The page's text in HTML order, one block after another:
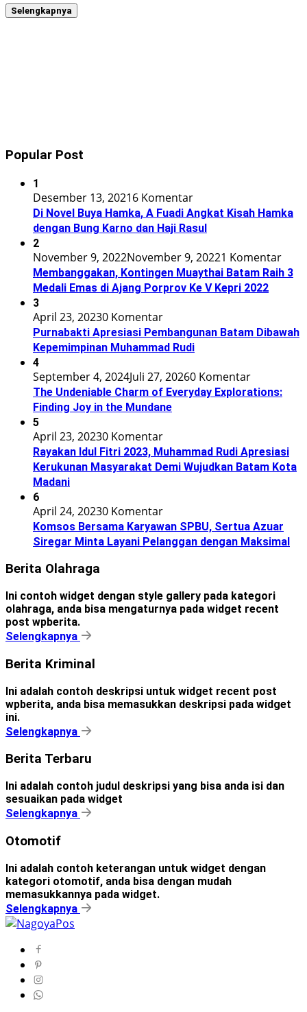
Selengkapnya
Popular Post
1
Desember 13, 20216 Komentar
Di Novel Buya Hamka, A Fuadi Angkat Kisah Hamka
dengan Bung Karno dan Haji Rasul
2
November 9, 2022November 9, 20221 Komentar
Membanggakan, Kontingen Muaythai Batam Raih 3
Medali Emas di Ajang Porprov Ke V Kepri 2022
3
April 23, 20230 Komentar
Purnabakti Apresiasi Pembangunan Batam Dibawah
Kepemimpinan Muhammad Rudi
4
September 4, 2024Juli 27, 20260 Komentar
The Undeniable Charm of Everyday Explorations:
Finding Joy in the Mundane
5
April 23, 20230 Komentar
Rayakan Idul Fitri 2023, Muhammad Rudi Apresiasi
Kerukunan Masyarakat Demi Wujudkan Batam Kota
Madani
6
April 24, 20230 Komentar
Komsos Bersama Karyawan SPBU, Sertua Azuar
Siregar Minta Layani Pelanggan dengan Maksimal
Berita Olahraga
Ini contoh widget dengan style gallery pada kategori
olahraga, anda bisa mengaturnya pada widget recent
post wpberita.
Selengkapnya
Berita Kriminal
Ini adalah contoh deskripsi untuk widget recent post
wpberita, anda bisa memasukkan deskripsi pada widget
ini.
Selengkapnya
Berita Terbaru
Ini adalah contoh judul deskripsi yang bisa anda isi dan
sesuaikan pada widget
Selengkapnya
Otomotif
Ini adalah contoh keterangan untuk widget dengan
kategori otomotif, anda bisa dengan mudah
memasukkannya pada widget.
Selengkapnya